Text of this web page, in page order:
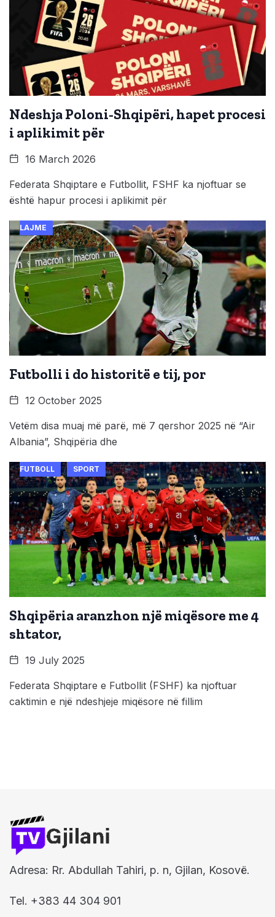
Ndeshja Poloni-Shqipëri, hapet procesi
i aplikimit për
16 March 2026
Federata Shqiptare e Futbollit, FSHF ka njoftuar se
është hapur procesi i aplikimit për
LAJME
Futbolli i do historitë e tij, por
12 October 2025
Vetëm disa muaj më parë, më 7 qershor 2025 në “Air
Albania”, Shqipëria dhe
FUTBOLL SPORT
Shqipëria aranzhon një miqësore me 4
shtator,
19 July 2025
Federata Shqiptare e Futbollit (FSHF) ka njoftuar
caktimin e një ndeshjeje miqësore në fillim
Adresa: Rr. Abdullah Tahiri, p. n, Gjilan, Kosovë.
Tel. +383 44 304 901